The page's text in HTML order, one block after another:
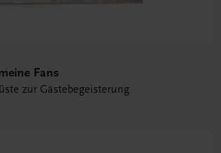
Fans
zur Gästebegeisterung